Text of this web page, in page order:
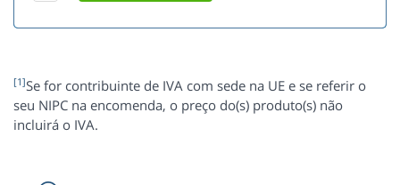
[1]Se for contribuinte de IVA com sede na UE e se referir o
seu NIPC na encomenda, o preço do(s) produto(s) não
incluirá o IVA.